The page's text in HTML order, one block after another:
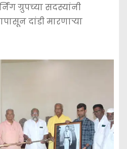
ग्रुपच्या सदस्यांनी
दांडी मारणाऱ्या